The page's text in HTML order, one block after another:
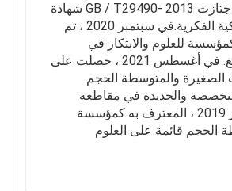
نوفمبر 2020 ، اجتازت GB / T29490- 2013 شهادة
نظام إدارة الملكية الفكرية.في سبتمبر 2020 ، تم
للعلوم والابتكار في
مقاطعة شاندونغ. في أغسطس 2021 ، حصلت على
الصغيرة والمتوسطة الحجم
والجديدة في مقاطعة
شاندونغ ديسمبر 2019 ، المعترف به كمؤسسة
الحجم قائمة على العلوم